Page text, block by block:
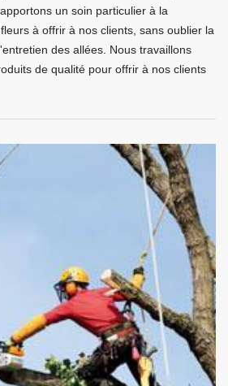
un soin particulier à la
à offrir à nos clients, sans oublier la
des allées. Nous travaillons
de qualité pour offrir à nos clients